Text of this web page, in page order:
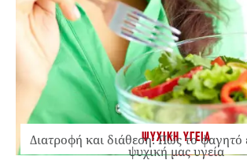
ΨΥΧΙΚΗ ΥΓΕΙΑ
Διατροφή και διάθεση: Πώς το φαγητό
ψυχική μας υγεία